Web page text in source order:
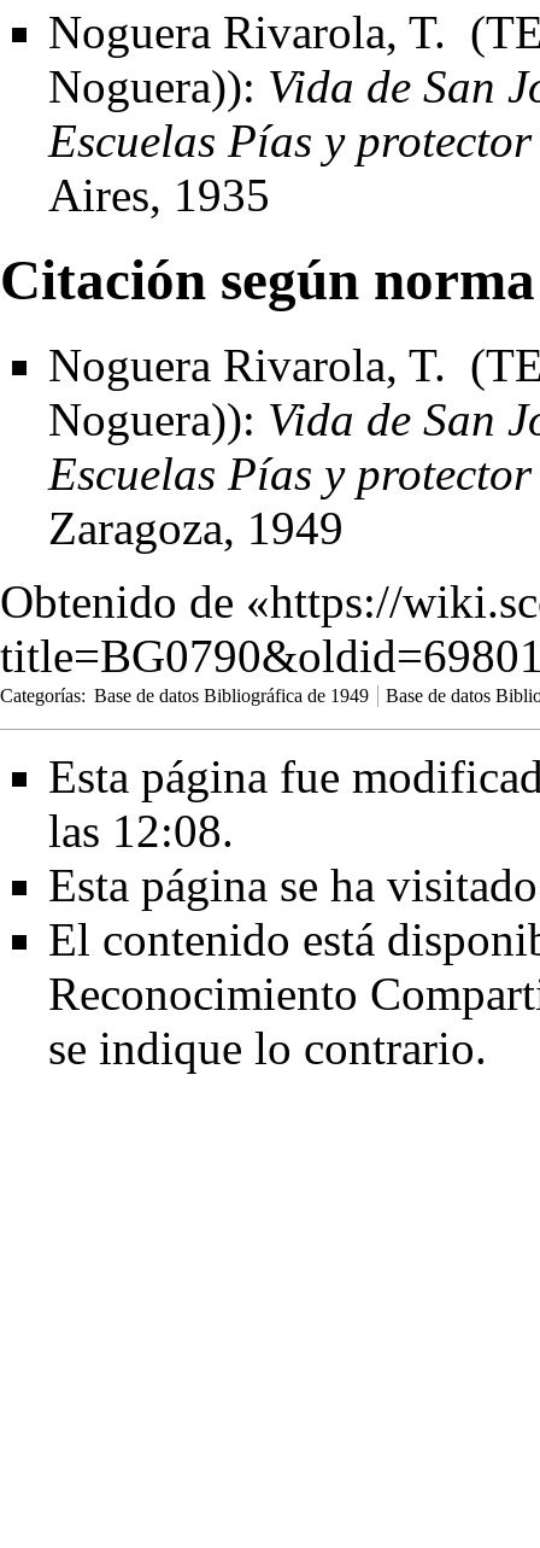
Noguera Rivarola, T.
Noguera)): Vida de San
Escuelas Pías y
Aires, 1935
Citación según
Noguera Rivarola, T.
Noguera)): Vida de San
Escuelas Pías y
Zaragoza, 1949
Obtenido de «https://
Categorías: Base de datos Bibliográfica de 1949 Base de datos
Esta página fue
las 12:08.
Esta página se ha
El contenido está
Reconocimiento
se indique lo contrario.